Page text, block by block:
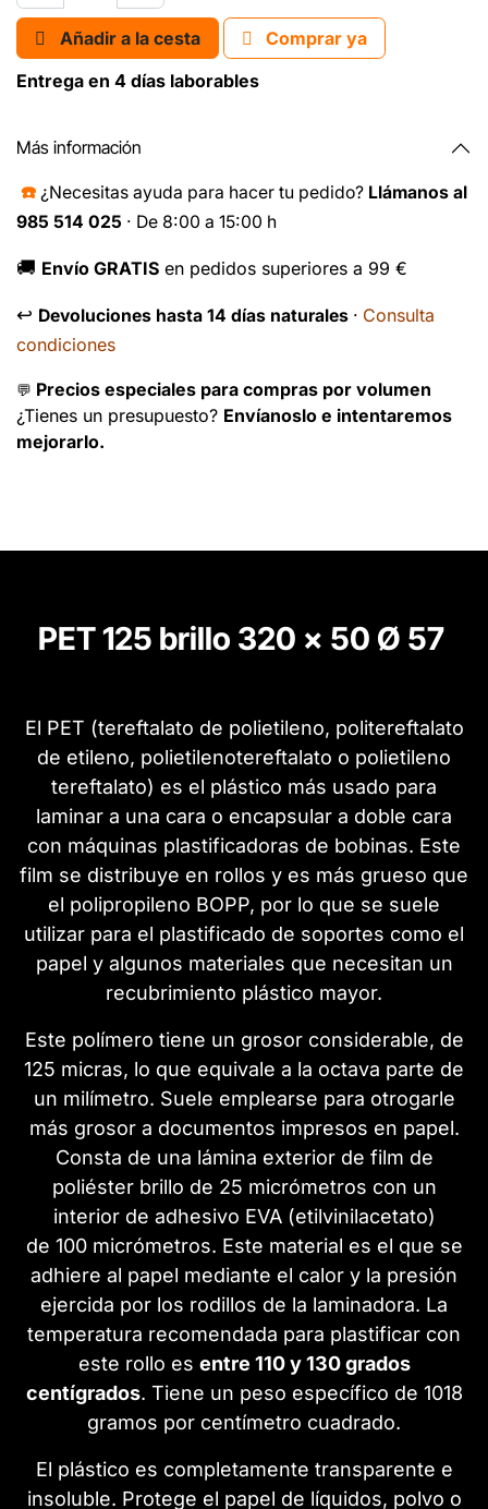
Añadir a la cesta
Comprar ya
Entrega en 4 días laborables
Más información
☎️ ¿Necesitas ayuda para hacer tu pedido? Llámanos al
985 514 025 · De 8:00 a 15:00 h
🚚 Envío GRATIS en pedidos superiores a 99 €
↩️ Devoluciones hasta 14 días naturales · Consulta
condiciones
💬 Precios especiales para compras por volumen
¿Tienes un presupuesto? Envíanoslo e intentaremos
mejorarlo.
PET 125 brillo 320 x 50 Ø 57
El PET (tereftalato de polietileno, politereftalato
de etileno, polietilenotereftalato o polietileno
tereftalato) es el plástico más usado para
laminar a una cara o encapsular a doble cara
con máquinas plastificadoras de bobinas. Este
film se distribuye en rollos y es más grueso que
el polipropileno BOPP, por lo que se suele
utilizar para el plastificado de soportes como el
papel y algunos materiales que necesitan un
recubrimiento plástico mayor.
Este polímero tiene un grosor considerable, de
125 micras, lo que equivale a la octava parte de
un milímetro. Suele emplearse para otrogarle
más grosor a documentos impresos en papel.
Consta de una lámina exterior de film de
poliéster brillo de 25 micrómetros con un
interior de adhesivo EVA (etilvinilacetato)
de 100 micrómetros. Este material es el que se
adhiere al papel mediante el calor y la presión
ejercida por los rodillos de la laminadora. La
temperatura recomendada para plastificar con
este rollo es entre 110 y 130 grados
centígrados. Tiene un peso específico de 1018
gramos por centímetro cuadrado.
El plástico es completamente transparente e
insoluble. Protege el papel de líquidos, polvo o